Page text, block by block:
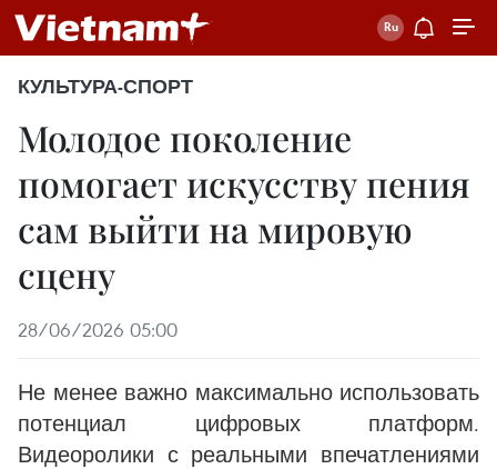
КУЛЬТУРА-СПОРТ
Молодое поколение
помогает искусству пения
сам выйти на мировую
сцену
28/06/2026 05:00
Не менее важно максимально использовать
потенциал цифровых платформ.
Видеоролики с реальными впечатлениями